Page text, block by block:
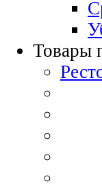
Товары